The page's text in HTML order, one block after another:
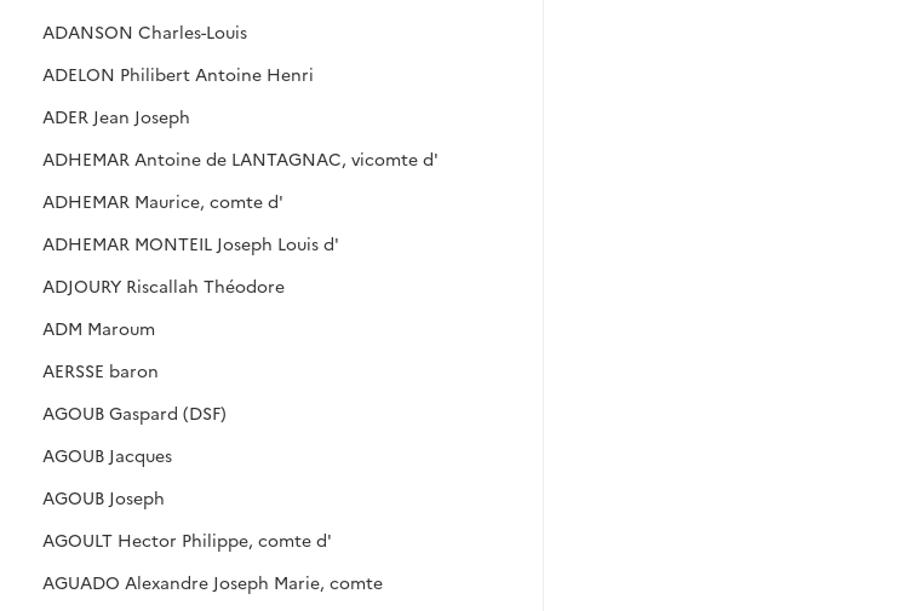
ADANSON Charles-Louis
ADELON Philibert Antoine Henri
ADER Jean Joseph
ADHEMAR Antoine de LANTAGNAC, vicomte d'
ADHEMAR Maurice, comte d'
ADHEMAR MONTEIL Joseph Louis d'
ADJOURY Riscallah Théodore
ADM Maroum
AERSSE baron
AGOUB Gaspard (DSF)
AGOUB Jacques
AGOUB Joseph
AGOULT Hector Philippe, comte d'
AGUADO Alexandre Joseph Marie, comte